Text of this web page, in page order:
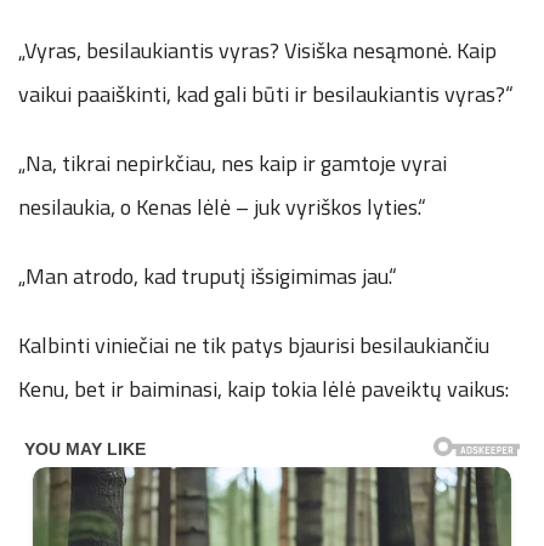
„Vyras, besilaukiantis vyras? Visiška nesąmonė. Kaip
vaikui paaiškinti, kad gali būti ir besilaukiantis vyras?“
„Na, tikrai nepirkčiau, nes kaip ir gamtoje vyrai
nesilaukia, o Kenas lėlė – juk vyriškos lyties.“
„Man atrodo, kad truputį išsigimimas jau.“
Kalbinti viniečiai ne tik patys bjaurisi besilaukiančiu
Kenu, bet ir baiminasi, kaip tokia lėlė paveiktų vaikus: